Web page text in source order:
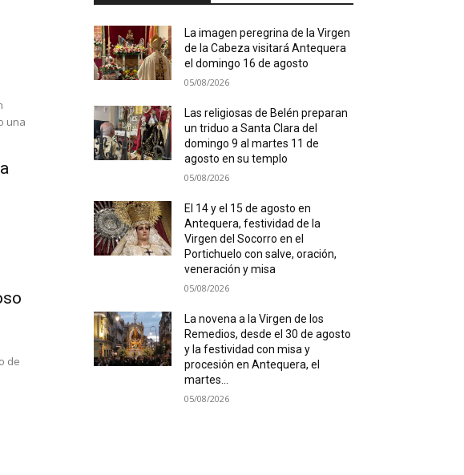
una
de
La imagen peregrina de la Virgen
de la Cabeza visitará Antequera
el domingo 16 de agosto
05/08/2026
Las religiosas de Belén preparan
un triduo a Santa Clara del
domingo 9 al martes 11 de
agosto en su templo
05/08/2026
El 14 y el 15 de agosto en
Antequera, festividad de la
Virgen del Socorro en el
Portichuelo con salve, oración,
veneración y misa
05/08/2026
La novena a la Virgen de los
Remedios, desde el 30 de agosto
y la festividad con misa y
procesión en Antequera, el
martes...
05/08/2026